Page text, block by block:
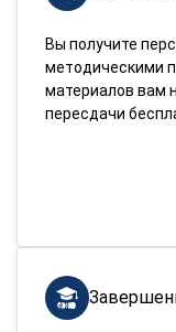
Вы получите
методическими
материалов вам
пересдачи